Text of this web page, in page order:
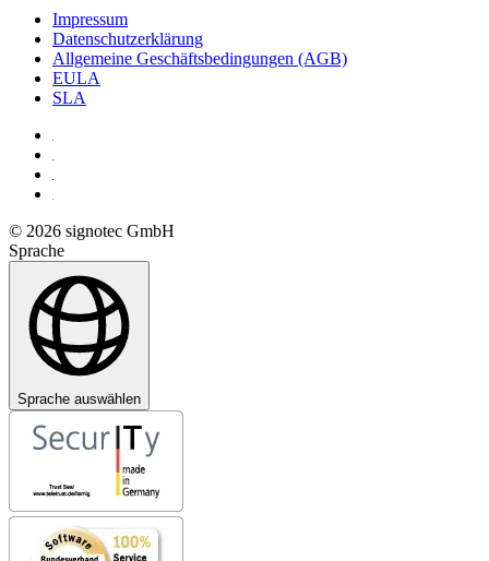
Impressum
Datenschutzerklärung
Allgemeine Geschäftsbedingungen (AGB)
EULA
SLA
© 2026 signotec GmbH
Sprache
Sprache auswählen